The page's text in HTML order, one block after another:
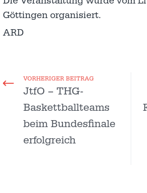
Göttingen organisiert.
ARD
VORHERIGER BEITRAG
JtfO – THG-
Baskettballteams
beim Bundesfinale
erfolgreich